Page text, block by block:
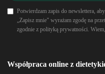
Współpraca online z
Potwierdzam zapis do newslettera,
„Zapisz mnie" wyrażam zgodę na
zgodnie z polityką prywatności.